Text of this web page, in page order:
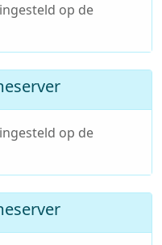
op de
op de